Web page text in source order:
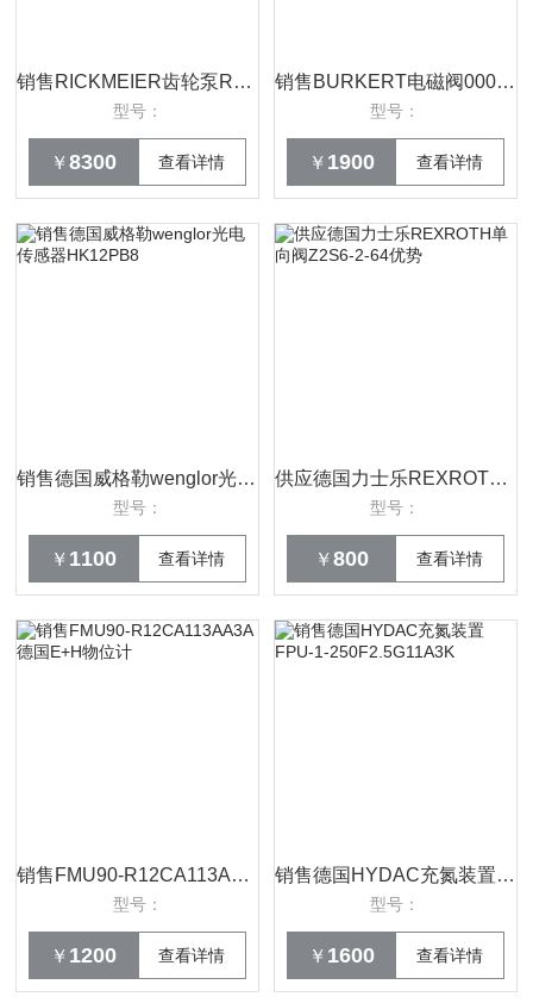
销售RICKMEIER齿轮泵R35/31.5FL-Z-DB-R-SO
型号：
￥8300 查看详情
销售BURKERT电磁阀00001250|德国原厂宝德
型号：
￥ 1900 查看详情
销售德国威格勒wenglor光电传感器HK12PB8
型号：
￥ 1100 查看详情
供应德国力士乐REXROTH单向阀Z2S6-2-64优势
型号：
￥800 查看详情
销售FMU90-R12CA113AA3A德国E+H物位计
型号：
￥ 1200 查看详情
销售德国HYDAC充氮装置FPU-1-250F2.5G11A3K
型号：
￥ 1600 查看详情